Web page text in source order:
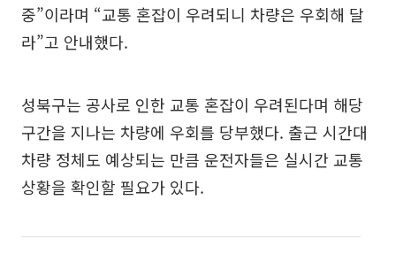
중”이라며 “교통 혼잡이 우려되니 차량은 우회해 달
라”고 안내했다.
성북구는 공사로 인한 교통 혼잡이 우려된다며 해당
구간을 지나는 차량에 우회를 당부했다. 출근 시간대
차량 정체도 예상되는 만큼 운전자들은 실시간 교통
상황을 확인할 필요가 있다.